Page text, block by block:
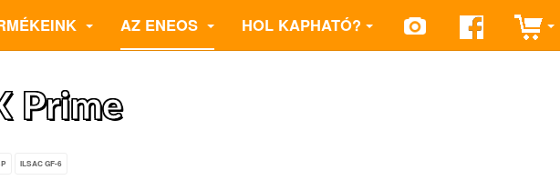
AZ ENEOS HOL KAPHATÓ?
Prime
ILSAC GF-6